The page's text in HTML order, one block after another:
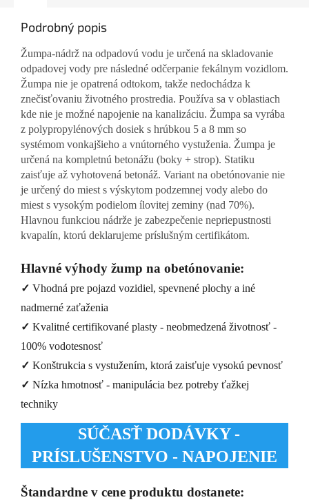
Podrobný popis
Žumpa-nádrž na odpadovú vodu je určená na skladovanie
odpadovej vody pre následné odčerpanie fekálnym vozidlom.
Žumpa nie je opatrená odtokom, takže nedochádza k
znečisťovaniu životného prostredia. Používa sa v oblastiach
kde nie je možné napojenie na kanalizáciu. Žumpa sa vyrába
z polypropylénových dosiek s hrúbkou 5 a 8 mm so
systémom vonkajšieho a vnútorného vystuženia. Žumpa je
určená na kompletnú betonážu (boky + strop). Statiku
zaisťuje až vyhotovená betonáž. Variant na obetónovanie nie
je určený do miest s výskytom podzemnej vody alebo do
miest s vysokým podielom ílovitej zeminy (nad 70%).
Hlavnou funkciou nádrže je zabezpečenie nepriepustnosti
kvapalín, ktorú deklarujeme príslušným certifikátom.
Hlavné výhody žump na obetónovanie:
✓ Vhodná pre pojazd vozidiel, spevnené plochy a iné
nadmerné zaťaženia
✓ Kvalitné certifikované plasty - neobmedzená životnosť -
100% vodotesnosť
✓ Konštrukcia s vystužením, ktorá zaisťuje vysokú pevnosť
✓ Nízka hmotnosť - manipulácia bez potreby ťažkej
techniky
SÚČASŤ DODÁVKY -
PRÍSLUŠENSTVO - NAPOJENIE
Štandardne v cene produktu dostanete: